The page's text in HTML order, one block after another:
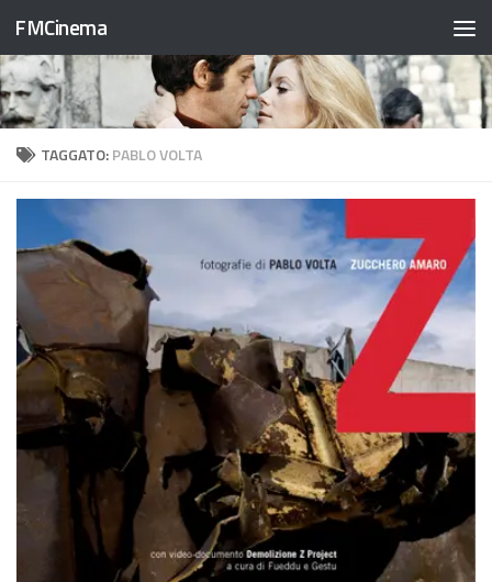
Salta al contenuto
FMCinema
TAGGATO:PABLO VOLTA